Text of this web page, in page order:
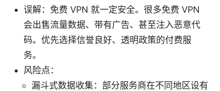
误解：免费 VPN 就一定安全。很多免费 VPN
会出售流量数据、带有广告、甚至注入恶意代
码。优先选择信誉良好、透明政策的付费服
务。
风险点：
漏斗式数据收集：部分服务商在不同地区设有